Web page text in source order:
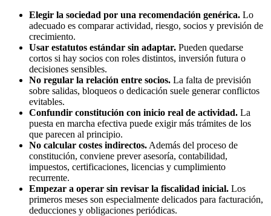
Elegir la sociedad por una recomendación genérica. Lo
adecuado es comparar actividad, riesgo, socios y previsión de
crecimiento.
Usar estatutos estándar sin adaptar. Pueden quedarse
cortos si hay socios con roles distintos, inversión futura o
decisiones sensibles.
No regular la relación entre socios. La falta de previsión
sobre salidas, bloqueos o dedicación suele generar conflictos
evitables.
Confundir constitución con inicio real de actividad. La
puesta en marcha efectiva puede exigir más trámites de los
que parecen al principio.
No calcular costes indirectos. Además del proceso de
constitución, conviene prever asesoría, contabilidad,
impuestos, certificaciones, licencias y cumplimiento
recurrente.
Empezar a operar sin revisar la fiscalidad inicial. Los
primeros meses son especialmente delicados para facturación,
deducciones y obligaciones periódicas.